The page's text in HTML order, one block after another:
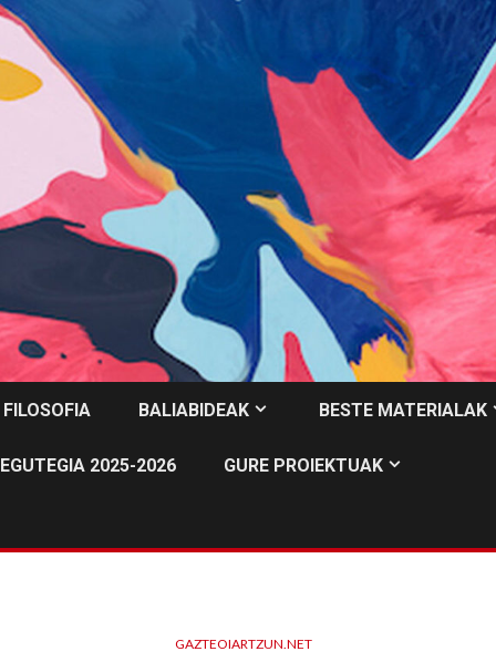
FILOSOFIA BALIABIDEAK BESTE MATERIALAK
EGUTEGIA 2025-2026 GURE PROIEKTUAK
GAZTEOIARTZUN.NET